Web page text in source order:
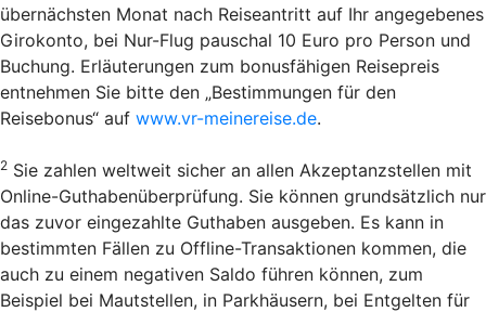
übernächsten Monat nach Reiseantritt auf Ihr angegebenes
Girokonto, bei Nur-Flug pauschal 10 Euro pro Person und
Buchung. Erläuterungen zum bonusfähigen Reisepreis
entnehmen Sie bitte den „Bestimmungen für den
Reisebonus“ auf www.vr-meinereise.de.
2 Sie zahlen weltweit sicher an allen Akzeptanzstellen mit
Online-Guthabenüberprüfung. Sie können grundsätzlich nur
das zuvor eingezahlte Guthaben ausgeben. Es kann in
bestimmten Fällen zu Offline-Transaktionen kommen, die
auch zu einem negativen Saldo führen können, zum
Beispiel bei Mautstellen, in Parkhäusern, bei Entgelten für